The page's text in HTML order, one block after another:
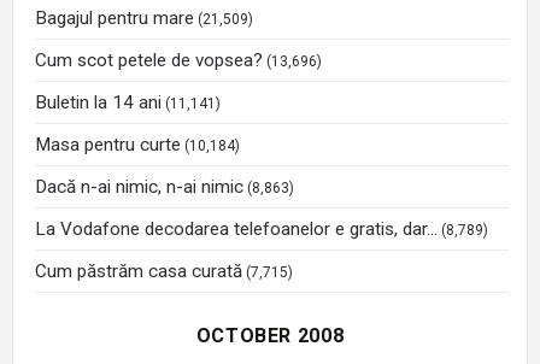
Bagajul pentru mare (21,509)
Cum scot petele de vopsea? (13,696)
Buletin la 14 ani (11,141)
Masa pentru curte (10,184)
Dacă n-ai nimic, n-ai nimic (8,863)
La Vodafone decodarea telefoanelor e gratis, dar… (8,789)
Cum păstrăm casa curată (7,715)
OCTOBER 2008